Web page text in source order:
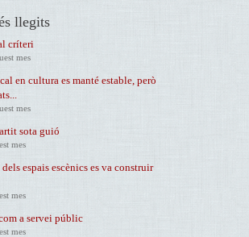
llegits
críteri
mes
en cultura es manté estable, però
mes
sota guió
mes
espais escènics es va construir
mes
a servei públic
mes